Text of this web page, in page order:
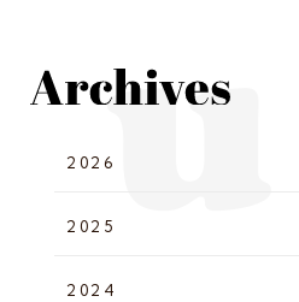
2026
2025
2024